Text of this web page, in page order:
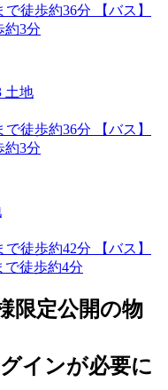
で徒歩約36分 【バス】
約3分
土地
で徒歩約36分 【バス】
約3分
で徒歩約42分 【バス】
で徒歩約4分
限定公開の物
インが必要に